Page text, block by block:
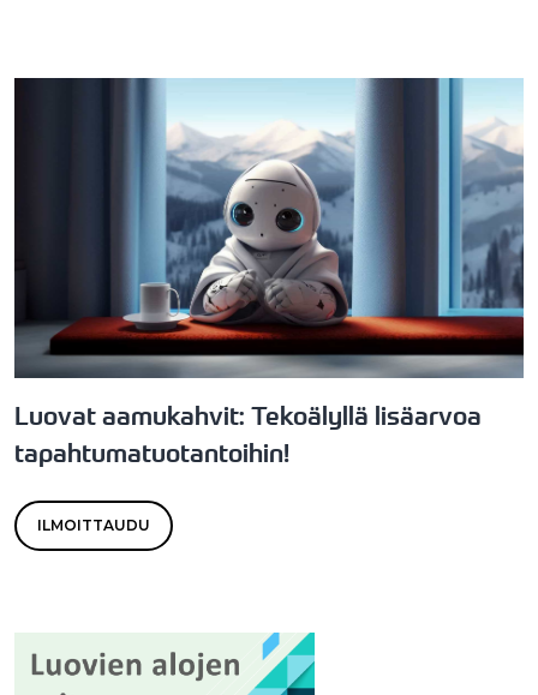
Luovat aamukahvit: Tekoälyllä lisäarvoa
tapahtumatuotantoihin!
ILMOITTAUDU